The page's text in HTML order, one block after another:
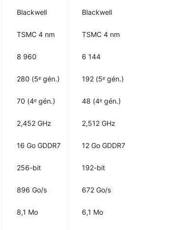
Blackwell Blackwell
TSMC 4 nm TSMC 4 nm
8 960 6 144
280 (5ᵉ gén.) 192 (5ᵉ gén.)
70 (4ᵉ gén.) 48 (4ᵉ gén.)
2,452 GHz 2,512 GHz
16 Go GDDR7 12 Go GDDR7
256-bit 192-bit
896 Go/s 672 Go/s
8,1 Mo 6,1 Mo